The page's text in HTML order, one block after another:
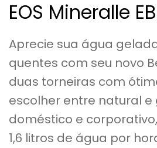
Aprecie sua água
quentes com seu novo
duas torneiras com
escolher entre natural
doméstico e
1,6 litros de água por